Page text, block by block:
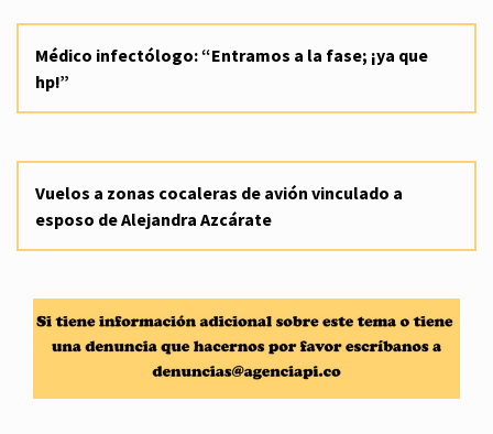
Médico infectólogo: “Entramos a la fase; ¡ya que
hp!”
Vuelos a zonas cocaleras de avión vinculado a
esposo de Alejandra Azcárate